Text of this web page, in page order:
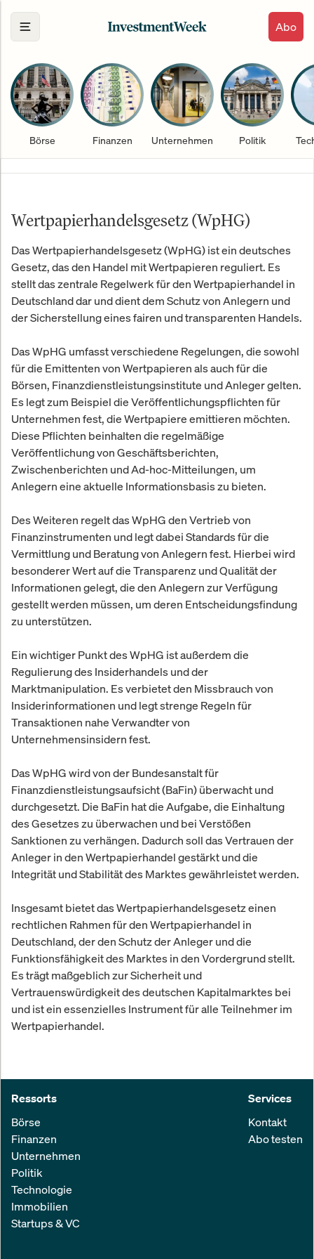
Abo
Börse Finanzen Unternehmen Politik
Wertpapierhandelsgesetz (WpHG)
Das Wertpapierhandelsgesetz (WpHG) ist ein deutsches
Gesetz, das den Handel mit Wertpapieren reguliert. Es
stellt das zentrale Regelwerk für den Wertpapierhandel in
Deutschland dar und dient dem Schutz von Anlegern und
der Sicherstellung eines fairen und transparenten Handels.
Das WpHG umfasst verschiedene Regelungen, die sowohl
für die Emittenten von Wertpapieren als auch für die
Börsen, Finanzdienstleistungsinstitute und Anleger gelten.
Es legt zum Beispiel die Veröffentlichungspflichten für
Unternehmen fest, die Wertpapiere emittieren möchten.
Diese Pflichten beinhalten die regelmäßige
Veröffentlichung von Geschäftsberichten,
Zwischenberichten und Ad-hoc-Mitteilungen, um
Anlegern eine aktuelle Informationsbasis zu bieten.
Des Weiteren regelt das WpHG den Vertrieb von
Finanzinstrumenten und legt dabei Standards für die
Vermittlung und Beratung von Anlegern fest. Hierbei wird
besonderer Wert auf die Transparenz und Qualität der
Informationen gelegt, die den Anlegern zur Verfügung
gestellt werden müssen, um deren Entscheidungsfindung
zu unterstützen.
Ein wichtiger Punkt des WpHG ist außerdem die
Regulierung des Insiderhandels und der
Marktmanipulation. Es verbietet den Missbrauch von
Insiderinformationen und legt strenge Regeln für
Transaktionen nahe Verwandter von
Unternehmensinsidern fest.
Das WpHG wird von der Bundesanstalt für
Finanzdienstleistungsaufsicht (BaFin) überwacht und
durchgesetzt. Die BaFin hat die Aufgabe, die Einhaltung
des Gesetzes zu überwachen und bei Verstößen
Sanktionen zu verhängen. Dadurch soll das Vertrauen der
Anleger in den Wertpapierhandel gestärkt und die
Integrität und Stabilität des Marktes gewährleistet werden.
Insgesamt bietet das Wertpapierhandelsgesetz einen
rechtlichen Rahmen für den Wertpapierhandel in
Deutschland, der den Schutz der Anleger und die
Funktionsfähigkeit des Marktes in den Vordergrund stellt.
Es trägt maßgeblich zur Sicherheit und
Vertrauenswürdigkeit des deutschen Kapitalmarktes bei
und ist ein essenzielles Instrument für alle Teilnehmer im
Wertpapierhandel.
Ressorts
Börse
Finanzen
Unternehmen
Politik
Technologie
Immobilien
Startups & VC
Services
Kontakt
Abo testen